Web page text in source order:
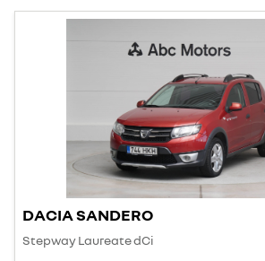
DACIA SANDERO
Stepway Laureate dCi